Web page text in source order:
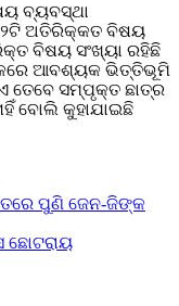
ବ୍ୟବସ୍ଥା
୨ଟି ଅତିରିକ୍କତ ବିଷୟ
ବିଷୟ ସଂଖ୍ୟା ରହିଛି
ଆବଶ୍ୟକ ଭିତ୍ତିଭୂମି
ତେବେ ସମ୍ପୃକ୍ତ ଛାତ୍ର
ବୋଲି କୁହାଯାଇଛି
ପୁଣି ଜେନ-ଜିଙ୍କ
ଛୋଟରାୟ